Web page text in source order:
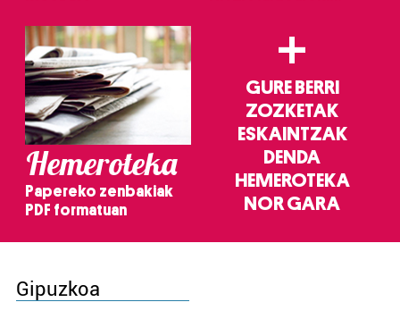
Hemeroteka
Papereko zenbakiak
PDF formatuan
+
GURE BERRI
ZOZKETAK
ESKAINTZAK
DENDA
HEMEROTEKA
NOR GARA
Gipuzkoa